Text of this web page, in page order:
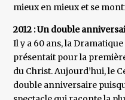
mieux en mieux et se
2012 : Un double
Il y a 60 ans, la
présentait pour la
du Christ. Aujourd’hui, le
double anniversaire